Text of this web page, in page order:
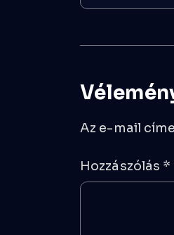
Az e-mail
Hozzászólás *